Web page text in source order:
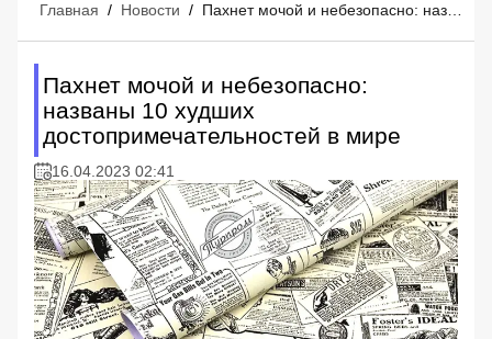
Главная / Новости /
Пахнет мочой и небезопасно:
названы 10 худших
достопримечательностей в мире
16.04.2023 02:41